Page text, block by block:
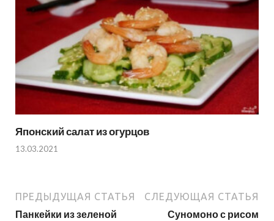
Японский салат из огурцов
13.03.2021
ПРЕДЫДУЩАЯ СТАТЬЯ
Панкейки из зеленой
СЛЕДУЮЩАЯ СТАТЬЯ
Суномоно с рисом